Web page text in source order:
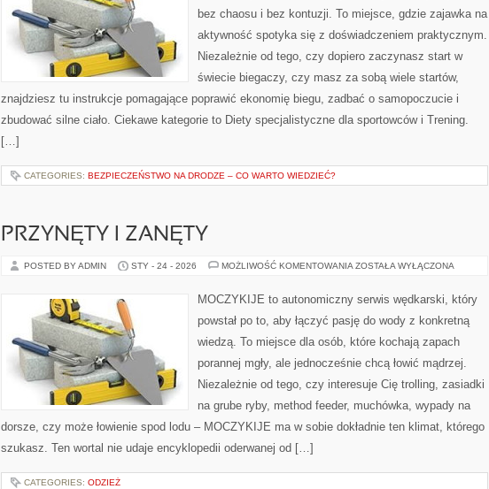
bez chaosu i bez kontuzji. To miejsce, gdzie zajawka na
aktywność spotyka się z doświadczeniem praktycznym.
Niezależnie od tego, czy dopiero zaczynasz start w
świecie biegaczy, czy masz za sobą wiele startów,
znajdziesz tu instrukcje pomagające poprawić ekonomię biegu, zadbać o samopoczucie i
zbudować silne ciało. Ciekawe kategorie to Diety specjalistyczne dla sportowców i Trening.
[…]
CATEGORIES: BEZPIECZEŃSTWO NA DRODZE – CO WARTO WIEDZIEĆ?
PRZYNĘTY I ZANĘTY
POSTED BY ADMIN STY - 24 - 2026 MOŻLIWOŚĆ KOMENTOWANIA PRZYNĘTY
ZOSTAŁA WYŁĄCZONA
MOCZYKIJE to autonomiczny serwis wędkarski, który
powstał po to, aby łączyć pasję do wody z konkretną
wiedzą. To miejsce dla osób, które kochają zapach
porannej mgły, ale jednocześnie chcą łowić mądrzej.
Niezależnie od tego, czy interesuje Cię trolling, zasiadki
na grube ryby, method feeder, muchówka, wypady na
dorsze, czy może łowienie spod lodu – MOCZYKIJE ma w sobie dokładnie ten klimat, którego
szukasz. Ten wortal nie udaje encyklopedii oderwanej od […]
CATEGORIES: ODZIEŻ